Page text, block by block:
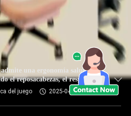
una ergonomía saludable
el reposacabezas, el respaldo y
del juego 2025-04-10